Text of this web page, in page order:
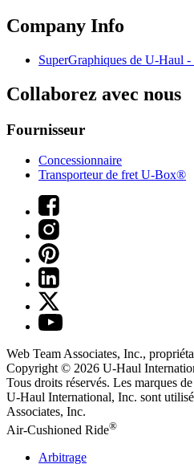
Company Info
SuperGraphiques de U-Haul -
Collaborez avec nous
Fournisseur
Concessionnaire
Transporteur de fret U-Box®
Web Team Associates, Inc.,
Copyright © 2026 U-Haul
Tous droits réservés. Les marques
U-Haul International, Inc. sont
Associates, Inc.
Air-Cushioned Ride®
Arbitrage